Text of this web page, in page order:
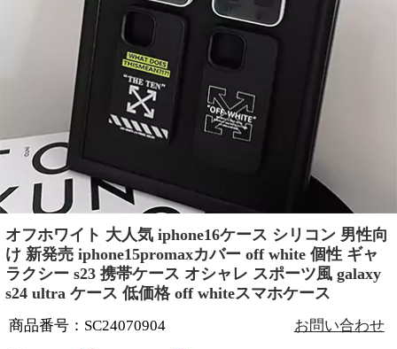
オフホワイト 大人気 iphone16ケース シリコン 男性向
け 新発売 iphone15promaxカバー off white 個性 ギャ
ラクシー s23 携帯ケース オシャレ スポーツ風 galaxy
s24 ultra ケース 低価格 off whiteスマホケース
商品番号：SC24070904 お問い合わせ